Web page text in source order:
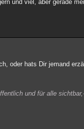
und viel, aber gerade
oder hats Dir jemand
und für alle